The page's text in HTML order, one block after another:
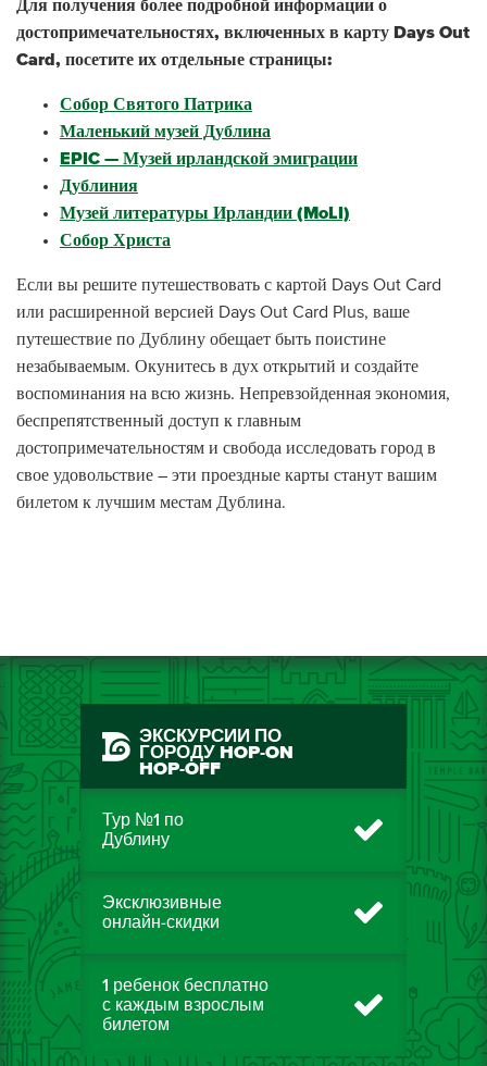
Для получения более подробной информации о
достопримечательностях, включенных в карту Days Out
Card, посетите их отдельные страницы:
Собор Святого Патрика
Маленький музей Дублина
EPIC — Музей ирландской эмиграции
Дублиния
Музей литературы Ирландии (MoLI)
Собор Христа
Если вы решите путешествовать с картой Days Out Card
или расширенной версией Days Out Card Plus, ваше
путешествие по Дублину обещает быть поистине
незабываемым. Окунитесь в дух открытий и создайте
воспоминания на всю жизнь. Непревзойденная экономия,
беспрепятственный доступ к главным
достопримечательностям и свобода исследовать город в
свое удовольствие – эти проездные карты станут вашим
билетом к лучшим местам Дублина.
ЭКСКУРСИИ ПО
ГОРОДУ HOP-ON
HOP-OFF
Тур №1 по
Дублину
Эксклюзивные
онлайн-скидки
1 ребенок бесплатно
с каждым взрослым
билетом